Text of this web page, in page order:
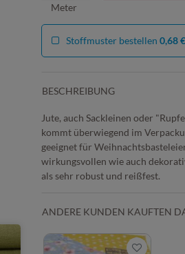
Meter
Stoffmuster bestellen 0,68 €
BESCHREIBUNG
Jute, auch Sackleinen oder
kommt überwiegend im
geeignet für
wirkungsvollen wie auch
als sehr robust und reißfest.
ANDERE KUNDEN KAUFTEN